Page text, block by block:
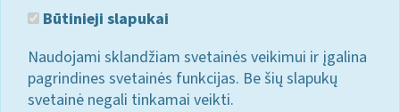
Būtinieji slapukai
Naudojami sklandžiam svetainės veikimui ir įgalina
pagrindines svetainės funkcijas. Be šių slapukų
svetainė negali tinkamai veikti.